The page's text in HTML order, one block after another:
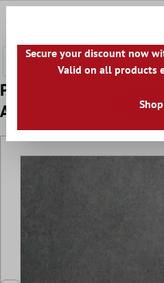
Padrão Ladrilho Olhar
Antracite 40x40cm
Secure your discount now
Valid on all products